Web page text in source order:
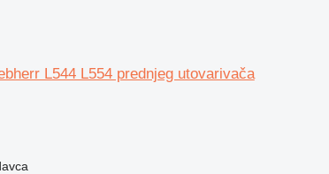
L544 L554 prednjeg utovarivača